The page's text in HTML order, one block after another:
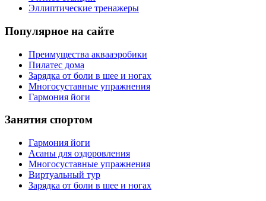
Эллиптические тренажеры
Популярное на сайте
Преимущества аквааэробики
Пилатес дома
Зарядка от боли в шее и ногах
Многосуставные упражнения
Гармония йоги
Занятия спортом
Гармония йоги
Асаны для оздоровления
Многосуставные упражнения
Виртуальный тур
Зарядка от боли в шее и ногах